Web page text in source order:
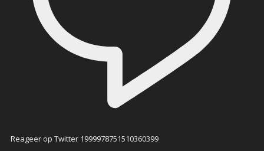
Reageer op Twitter 1999978751510360399